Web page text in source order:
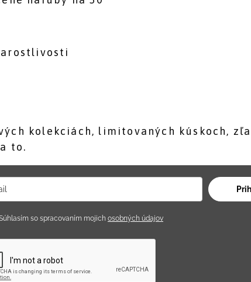
kolekciách, limitovaných kúskoch,
to.
so spracovaním mojich osobných údajov